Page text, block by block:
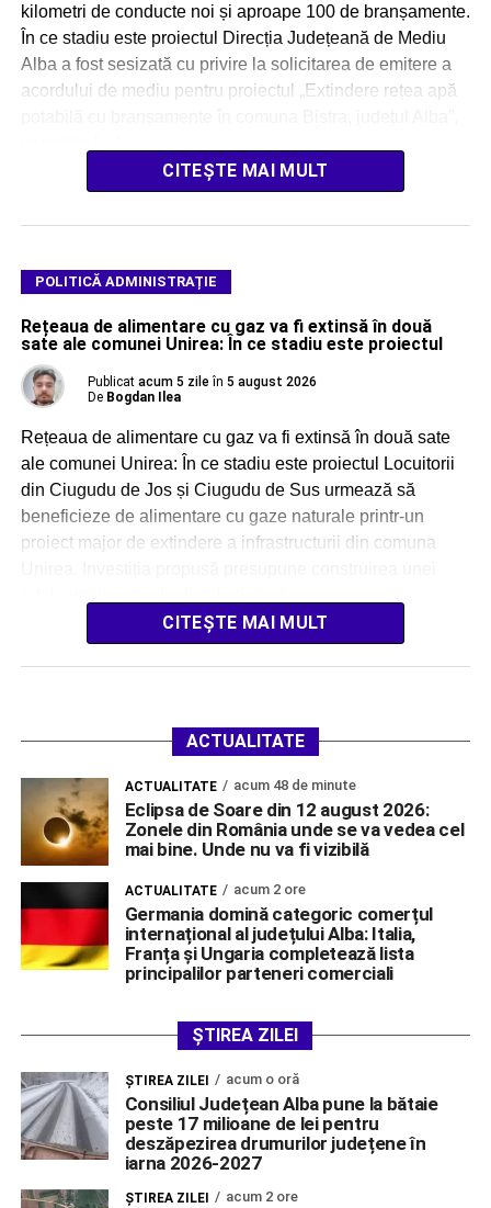
kilometri de conducte noi și aproape 100 de branșamente.
În ce stadiu este proiectul Direcția Județeană de Mediu
Alba a fost sesizată cu privire la solicitarea de emitere a
acordului de mediu pentru proiectul „Extindere rețea apă
CITEȘTE MAI MULT
POLITICĂ ADMINISTRAȚIE
Rețeaua de alimentare cu gaz va fi extinsă în două
sate ale comunei Unirea: În ce stadiu este proiectul
Publicat acum 5 zile în 5 august 2026
De Bogdan Ilea
Rețeaua de alimentare cu gaz va fi extinsă în două sate
ale comunei Unirea: În ce stadiu este proiectul Locuitorii
din Ciugudu de Jos și Ciugudu de Sus urmează să
beneficieze de alimentare cu gaze naturale printr-un
proiect major de extindere a infrastructurii din comuna
CITEȘTE MAI MULT
ACTUALITATE
ACTUALITATE acum 48 de minute
Eclipsa de Soare din 12 august 2026:
Zonele din România unde se va vedea cel
mai bine. Unde nu va fi vizibilă
ACTUALITATE acum 2 ore
Germania domină categoric comerțul
internațional al județului Alba: Italia,
Franța și Ungaria completează lista
principalilor parteneri comerciali
ȘTIREA ZILEI
ŞTIREA ZILEI acum o oră
Consiliul Județean Alba pune la bătaie
peste 17 milioane de lei pentru
deszăpezirea drumurilor județene în
iarna 2026-2027
ŞTIREA ZILEI acum 2 ore